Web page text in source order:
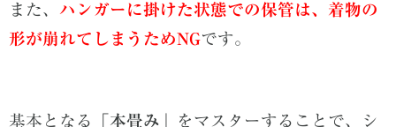
また、 ハンガーに掛けた状態での保管は、着物の
形が崩れてしまうためNGです。
基本となる 「本畳み」
をマスターすることで、シ